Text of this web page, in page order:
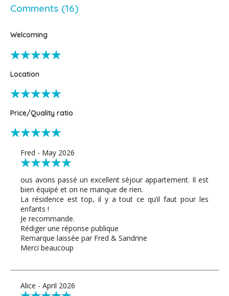
Comments (16)
Welcoming
Location
Price/Quality ratio
Fred - May 2026
ous avons passé un excellent séjour appartement. Il est
bien équipé et on ne manque de rien.
La résidence est top, il y a tout ce qu’il faut pour les
enfants !
Je recommande.
Rédiger une réponse publique
Remarque laissée par Fred & Sandrine
Merci beaucoup
Alice - April 2026